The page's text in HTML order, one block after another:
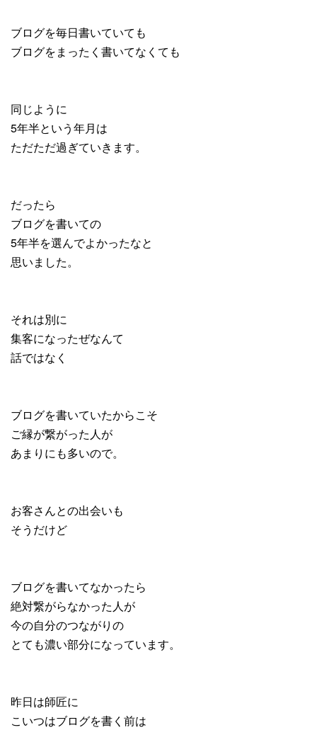
ブログを毎日書いていても
ブログをまったく書いてなくても
同じように
5年半という年月は
ただただ過ぎていきます。
だったら
ブログを書いての
5年半を選んでよかったなと
思いました。
それは別に
集客になったぜなんて
話ではなく
ブログを書いていたからこそ
ご縁が繋がった人が
あまりにも多いので。
お客さんとの出会いも
そうだけど
ブログを書いてなかったら
絶対繋がらなかった人が
今の自分のつながりの
とても濃い部分になっています。
昨日は師匠に
こいつはブログを書く前は